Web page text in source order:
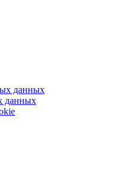
данных
данных